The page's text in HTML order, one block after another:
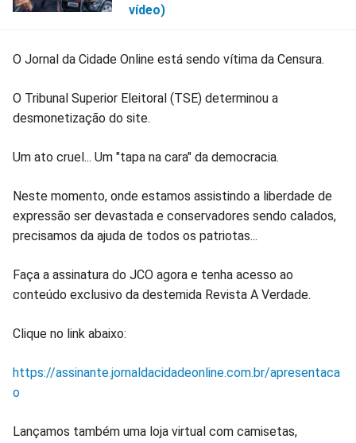
vídeo)
O Jornal da Cidade Online está sendo vítima da Censura.
O Tribunal Superior Eleitoral (TSE) determinou a
desmonetização do site.
Um ato cruel... Um "tapa na cara" da democracia.
Neste momento, onde estamos assistindo a liberdade de
expressão ser devastada e conservadores sendo calados,
precisamos da ajuda de todos os patriotas...
Faça a assinatura do JCO agora e tenha acesso ao
conteúdo exclusivo da destemida Revista A Verdade.
Clique no link abaixo:
https://assinante.jornaldacidadeonline.com.br/apresentaca
o
Lançamos também uma loja virtual com camisetas,